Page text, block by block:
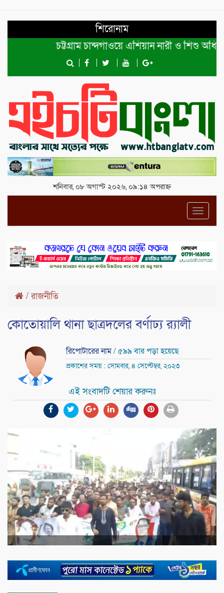
শিরোনাম
চট্টগ্রাম চান্দগাঁওয়ে এশিয়ান নারী ও শিশু অধিকার
শনিবার, ০৮ অগাস্ট ২০২৬, ০৯:১৪ অপরাহ্ন
/রাজনীতি
কোতোয়ালি থানা ছাত্রদলের বর্ণাঢ্য র‍্যালী
রিপোটারের নাম/ ৫৯৯ বার পড়া হয়েছে
প্রকাশের সময় : সোমবার, ৪ সেপ্টেম্বর, ২০২৩
এই সংবাদটি শেয়ার করুনঃ